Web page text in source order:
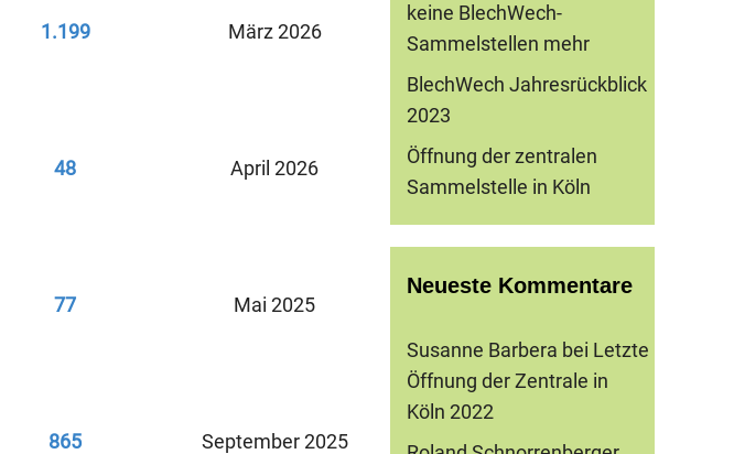
1.199 März 2026
48 April 2026
77 Mai 2025
865 September 2025
keine BlechWech-
Sammelstellen mehr
BlechWech Jahresrückblick
2023
Öffnung der zentralen
Sammelstelle in Köln
Neueste Kommentare
Susanne Barbera bei Letzte
Öffnung der Zentrale in
Köln 2022